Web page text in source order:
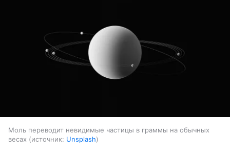
Моль переводит невидимые частицы в граммы на обычных
весах
источник: Unsplash